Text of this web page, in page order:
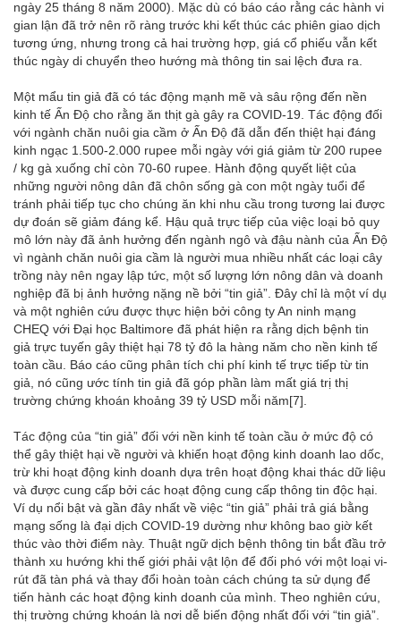
ngày 25 tháng 8 năm 2000). Mặc dù có báo cáo rằng các hành vi
gian lận đã trở nên rõ ràng trước khi kết thúc các phiên giao dịch
tương ứng, nhưng trong cả hai trường hợp, giá cổ phiếu vẫn kết
thúc ngày di chuyển theo hướng mà thông tin sai lệch đưa ra.
Một mẩu tin giả đã có tác động mạnh mẽ và sâu rộng đến nền
kinh tế Ấn Độ cho rằng ăn thịt gà gây ra COVID-19. Tác động đối
với ngành chăn nuôi gia cầm ở Ấn Độ đã dẫn đến thiệt hại đáng
kinh ngạc 1.500-2.000 rupee mỗi ngày với giá giảm từ 200 rupee
/ kg gà xuống chỉ còn 70-60 rupee. Hành động quyết liệt của
những người nông dân đã chôn sống gà con một ngày tuổi để
tránh phải tiếp tục cho chúng ăn khi nhu cầu trong tương lai được
dự đoán sẽ giảm đáng kể. Hậu quả trực tiếp của việc loại bỏ quy
mô lớn này đã ảnh hưởng đến ngành ngô và đậu nành của Ấn Độ
vì ngành chăn nuôi gia cầm là người mua nhiều nhất các loại cây
trồng này nên ngay lập tức, một số lượng lớn nông dân và doanh
nghiệp đã bị ảnh hưởng nặng nề bởi “tin giả”. Đây chỉ là một ví dụ
và một nghiên cứu được thực hiện bởi công ty An ninh mạng
CHEQ với Đại học Baltimore đã phát hiện ra rằng dịch bệnh tin
giả trực tuyến gây thiệt hại 78 tỷ đô la hàng năm cho nền kinh tế
toàn cầu. Báo cáo cũng phân tích chi phí kinh tế trực tiếp từ tin
giả, nó cũng ước tính tin giả đã góp phần làm mất giá trị thị
trường chứng khoán khoảng 39 tỷ USD mỗi năm[7]
Tác động của “tin giả” đối với nền kinh tế toàn cầu ở mức độ có
thể gây thiệt hại về người và khiến hoạt động kinh doanh lao dốc,
trừ khi hoạt động kinh doanh dựa trên hoạt động khai thác dữ liệu
và được cung cấp bởi các hoạt động cung cấp thông tin độc hại.
Ví dụ nổi bật và gần đây nhất về việc “tin giả” phải trả giá bằng
mạng sống là đại dịch COVID-19 dường như không bao giờ kết
thúc vào thời điểm này. Thuật ngữ dịch bệnh thông tin bắt đầu trở
thành xu hướng khi thế giới phải vật lộn để đối phó với một loại vi-
rút đã tàn phá và thay đổi hoàn toàn cách chúng ta sử dụng để
tiến hành các hoạt động kinh doanh của mình. Theo nghiên cứu,
thị trường chứng khoán là nơi dễ biến động nhất đối với “tin giả”.